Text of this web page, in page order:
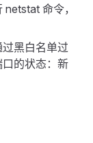
命令，
黑白名单过
的状态：新